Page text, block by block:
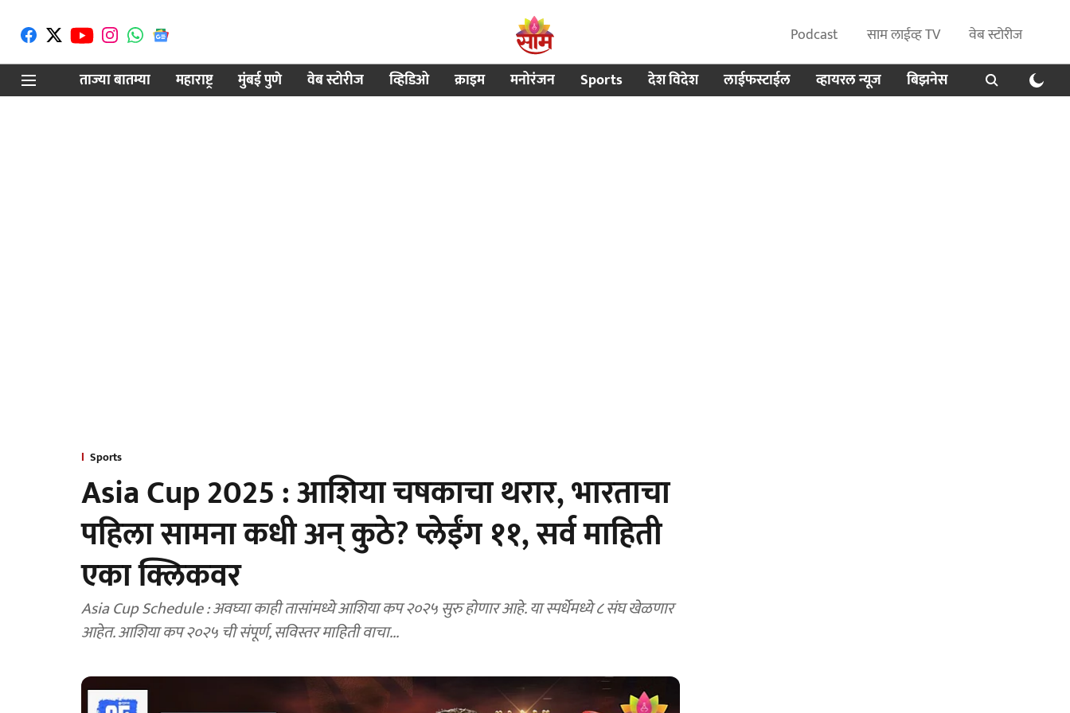
Podcast साम लाईव्ह TV
वेब स्टोरीज
ताज्या बातम्या
महाराष्ट्र मुंबई पुणे वेब स्टोरीज व्हिडिओ क्राइम मनोरंजन Sports देश विदेश लाईफस्टाईल व्हायरल न्यूज बिझनेस
Sports
Asia Cup 2025 : आशिया चषकाचा थरार, भारताचा
पहिला सामना कधी अन् कुठे? प्लेईंग ११, सर्व माहिती
एका क्लिकवर
Asia Cup Schedule : अवघ्या काही तासांमध्ये आशिया कप २०२५ सुरु होणार आहे. या स्पर्धेमध्ये ८ संघ खेळणार
आहेत. आशिया कप २०२५ ची संपूर्ण, सविस्तर माहिती वाचा...